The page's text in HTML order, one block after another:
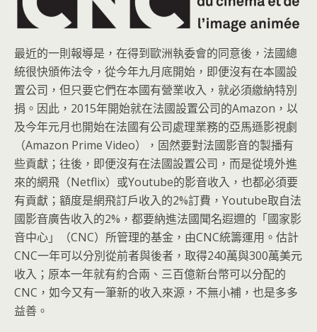
最近的一則報導是，在得到歐洲執委會的同意後，法國總
統很快頒佈法令，從今年九月底開始，即便沒有在本國設
置公司，但只要它們在本國有營業收入，就必須繳納特別
捐。因此，2015年開始就在法國設置公司的Amazon，以
及今年元月也開始在法國有公司處理業務的亞馬遜影視劇
（Amazon Prime Video），固然要對法國影音的製播有
些貢獻；往後，即便沒有在法國設置公司，而是從境外進
來的網飛（Netflix）或Youtube的影音收入，也都必須要
有貢獻；額度是網飛訂戶收入的2%訂費，Youtube取自法
國影音廣告收入的2%，都要納進法國聞名遐邇的「國家影
音中心」（CNC）所管理的基金，由CNC統籌運用。估計
CNC一年可以分別從前者與後者，取得240萬與300萬美元
收入；原本一年就有約合兩、三百億新台幣可以分配的
CNC，如今又有一筆新的收入來源，不無小補，也是多多
益善。